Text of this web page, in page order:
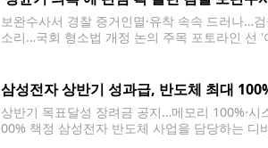
보완수사서 경찰 증거인멸·유착 속속 드러나…
소리…국회 형소법 개정 논의 주목 포토라인 선
삼성전자 상반기 성과급, 반도체 최대
상반기 목표달성 장려금 공지…메모리 100%·
00% 책정 삼성전자 반도체 사업을 담당하는 디